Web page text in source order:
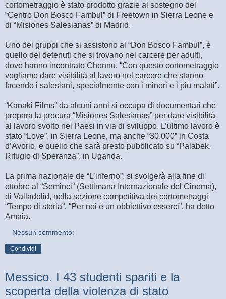
cortometraggio è stato prodotto grazie al sostegno del
“Centro Don Bosco Fambul” di Freetown in Sierra Leone e
di “Misiones Salesianas” di Madrid.
Uno dei gruppi che si assistono al “Don Bosco Fambul”, è
quello dei detenuti che si trovano nel carcere per adulti,
dove hanno incontrato Chennu. “Con questo cortometraggio
vogliamo dare visibilità al lavoro nel carcere che stanno
facendo i salesiani, specialmente con i minori e i più malati”.
“Kanaki Films” da alcuni anni si occupa di documentari che
prepara la procura “Misiones Salesianas” per dare visibilità
al lavoro svolto nei Paesi in via di sviluppo. L’ultimo lavoro è
stato “Love”, in Sierra Leone, ma anche “30.000” in Costa
d’Avorio, e quello che sarà presto pubblicato su “Palabek.
Rifugio di Speranza”, in Uganda.
La prima nazionale de “L’inferno”, si svolgerà alla fine di
ottobre al “Seminci” (Settimana Internazionale del Cinema),
di Valladolid, nella sezione competitiva dei cortometraggi
“Tempo di storia”. “Per noi è un obbiettivo esserci”, ha detto
Amaia.
Nessun commento:
Condividi
Messico. I 43 studenti spariti e la
scoperta della violenza di stato